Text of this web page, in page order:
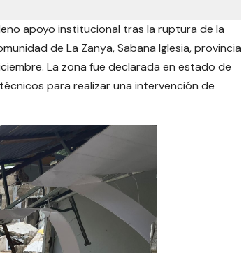
apoyo institucional tras la ruptura de la
de La Zanya, Sabana Iglesia, provincia
La zona fue declarada en estado de
para realizar una intervención de